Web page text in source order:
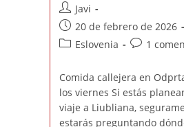
Autor
de
la
entrada:
Javi
Publicación
de
20 de febrero de 2026
Categoría
la
entrada:
Eslovenia
la
entrada:
1
Comida callejera en
los viernes Si estás
viaje a Liubliana,
estarás preguntando